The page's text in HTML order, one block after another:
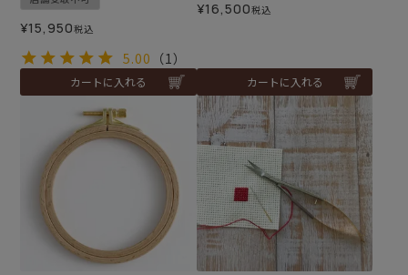
¥15,950税込
5.00 （1）
カートに入れる
¥16,500税込
カートに入れる